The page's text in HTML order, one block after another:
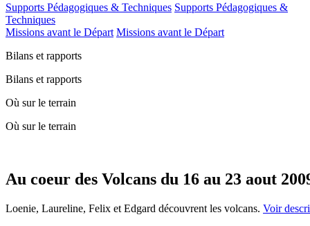
Supports Pédagogiques & Techniques Supports Pédagogiques &
Techniques
Missions avant le Départ Missions avant le Départ
Bilans et rapports
Bilans et rapports
Où sur le terrain
Où sur le terrain
Au coeur des Volcans du 16 au 23 aout
Loenie, Laureline, Felix et Edgard découvrent les volcans. Voir